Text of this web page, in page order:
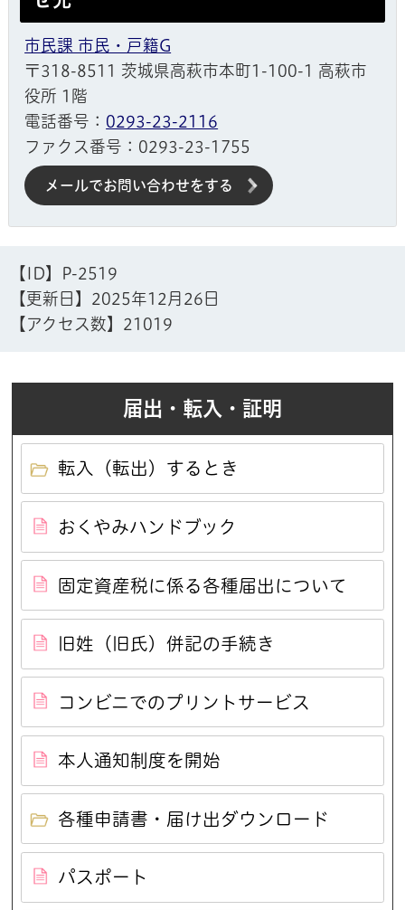
市民課 市民・戸籍G
〒318-8511 茨城県高萩市本町1-100-1 高萩市
役所 1階
電話番号： 0293-23-2116
ファクス番号：0293-23-1755
メールでお問い合わせをする
【ID】
P-2519
【更新日】 2025年12月26日
【アクセス数】 21019
届出・転入・証明
転入（転出）するとき
おくやみハンドブック
固定資産税に係る各種届出について
旧姓（旧氏）併記の手続き
コンビニでのプリントサービス
本人通知制度を開始
各種申請書・届け出ダウンロード
パスポート